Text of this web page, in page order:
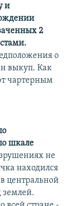
и
2
о
выкуп. Как
чартерным
шкале
не
находился
центральной
землей.